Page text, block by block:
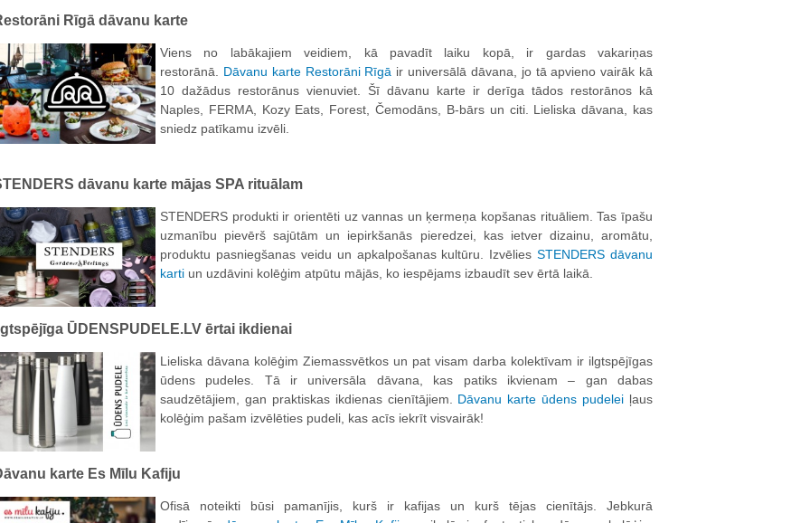
Rīgā dāvanu karte
Viens no labākajiem veidiem, kā pavadīt laiku kopā, ir gardas vakariņas
restorānā. Dāvanu karte Restorāni Rīgā ir universālā dāvana, jo tā apvieno vairāk kā
10 dažādus restorānus vienuviet. Šī dāvanu karte ir derīga tādos restorānos kā
Naples, FERMA, Kozy Eats, Forest, Čemodāns, B-bārs un citi. Lieliska dāvana, kas
sniedz patīkamu izvēli.
dāvanu karte mājas SPA rituālam
STENDERS produkti ir orientēti uz vannas un ķermeņa kopšanas rituāliem. Tas īpašu
uzmanību pievērš sajūtām un iepirkšanās pieredzei, kas ietver dizainu, aromātu,
produktu pasniegšanas veidu un apkalpošanas kultūru. IzvēliesSTENDERS dāvanu
karti un uzdāvini kolēģim atpūtu mājās, ko iespējams izbaudīt sev ērtā laikā.
ŪDENSPUDELE.LV ērtai ikdienai
Lieliska dāvana kolēģim Ziemassvētkos un pat visam darba kolektīvam ir ilgtspējīgas
ūdens pudeles. Tā ir universāla dāvana, kas patiks ikvienam – gan dabas
saudzētājiem, gan praktiskas ikdienas cienītājiem. Dāvanu karte ūdens pudelei ļaus
kolēģim pašam izvēlēties pudeli, kas acīs iekrīt visvairāk!
karte Es Mīlu Kafiju
Ofisā noteikti būsi pamanījis, kurš ir kafijas un kurš tējas cienītājs. Jebkurā